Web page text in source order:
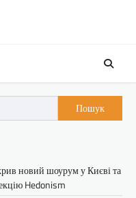
Пошук
новий шоурум у Києві та
Hedonism